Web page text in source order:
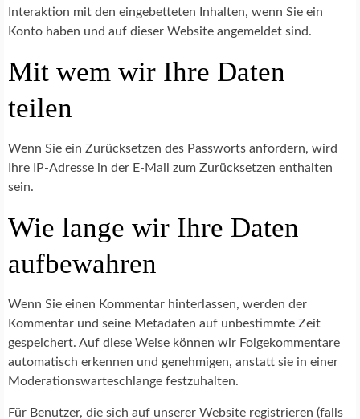
Interaktion mit den eingebetteten Inhalten, wenn Sie ein
Konto haben und auf dieser Website angemeldet sind.
Mit wem wir Ihre Daten
teilen
Wenn Sie ein Zurücksetzen des Passworts anfordern, wird
Ihre IP-Adresse in der E-Mail zum Zurücksetzen enthalten
sein.
Wie lange wir Ihre Daten
aufbewahren
Wenn Sie einen Kommentar hinterlassen, werden der
Kommentar und seine Metadaten auf unbestimmte Zeit
gespeichert. Auf diese Weise können wir Folgekommentare
automatisch erkennen und genehmigen, anstatt sie in einer
Moderationswarteschlange festzuhalten.
Für Benutzer, die sich auf unserer Website registrieren (falls